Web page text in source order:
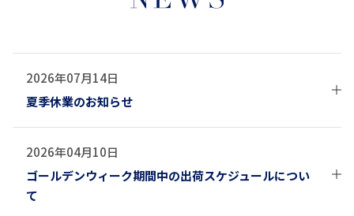
2026年07月14日
夏季休業のお知らせ
休業期間中は大変ご不便をお掛けいたしますが、ご容赦いた
だけますようお願い申し上げます。
2026年04月10日
ゴールデンウィーク期間中の出荷スケジュールについ
て